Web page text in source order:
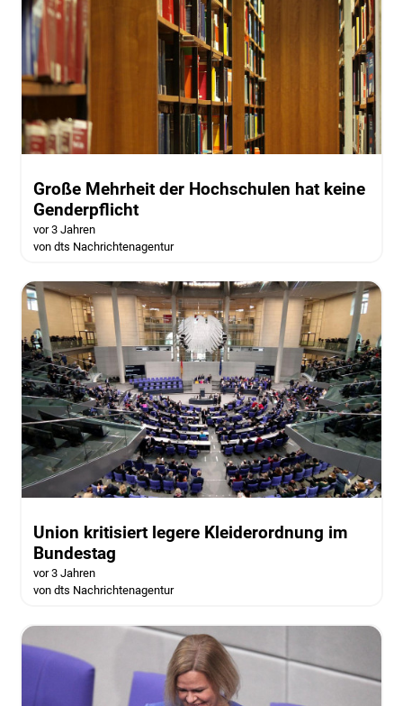
Große Mehrheit der Hochschulen hat keine
Genderpflicht
vor 3 Jahren
von dts Nachrichtenagentur
Union kritisiert legere Kleiderordnung im
Bundestag
vor 3 Jahren
von dts Nachrichtenagentur